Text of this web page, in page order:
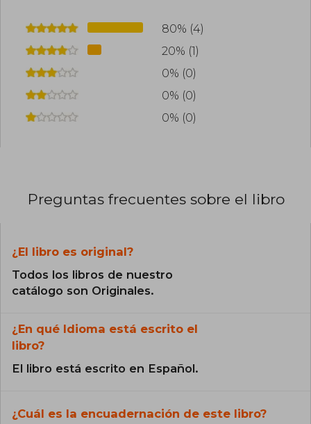
80% (4)
20% (1)
0% (0)
0% (0)
0% (0)
Preguntas frecuentes sobre el libro
¿El libro es original?
Todos los libros de nuestro
catálogo son Originales.
¿En qué Idioma está escrito el
libro?
El libro está escrito en Español.
¿Cuál es la encuadernación de este libro?